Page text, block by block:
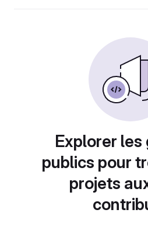
Explorer les
publics pour
projets